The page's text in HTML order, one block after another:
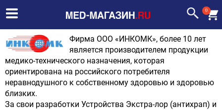
0
Фирма ООО «ИНКОМК», более 10 лет
является производителем продукции
медико-технического назначения, которая
ориентирована на российского потребителя
неравнодушного к собственному здоровью и здоровью
близких.
За свои разработки Устройства Экстра-лор (антихрап) и